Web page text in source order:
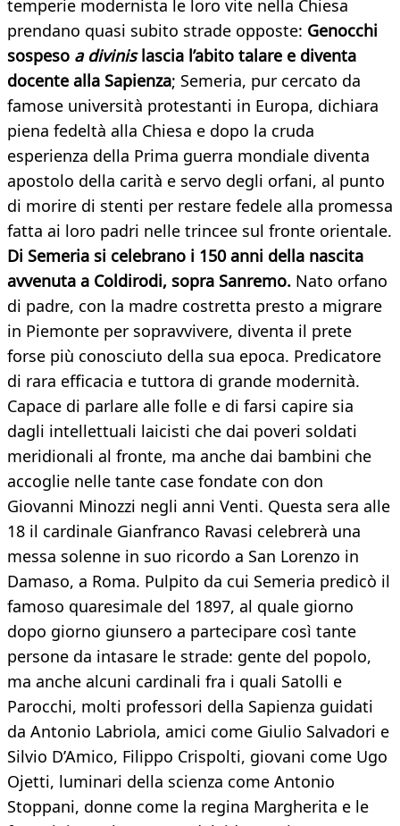
temperie modernista le loro vite nella Chiesa
prendano quasi subito strade opposte: Genocchi
sospeso a divinislascia l’abito talare e diventa
docente alla Sapienza; Semeria, pur cercato da
famose università protestanti in Europa, dichiara
piena fedeltà alla Chiesa e dopo la cruda
esperienza della Prima guerra mondiale diventa
apostolo della carità e servo degli orfani, al punto
di morire di stenti per restare fedele alla promessa
fatta ai loro padri nelle trincee sul fronte orientale.
Di Semeria si celebrano i 150 anni della nascita
avvenuta a Coldirodi, sopra Sanremo. Nato orfano
di padre, con la madre costretta presto a migrare
in Piemonte per sopravvivere, diventa il prete
forse più conosciuto della sua epoca. Predicatore
di rara efficacia e tuttora di grande modernità.
Capace di parlare alle folle e di farsi capire sia
dagli intellettuali laicisti che dai poveri soldati
meridionali al fronte, ma anche dai bambini che
accoglie nelle tante case fondate con don
Giovanni Minozzi negli anni Venti. Questa sera alle
18 il cardinale Gianfranco Ravasi celebrerà una
messa solenne in suo ricordo a San Lorenzo in
Damaso, a Roma. Pulpito da cui Semeria predicò il
famoso quaresimale del 1897, al quale giorno
dopo giorno giunsero a partecipare così tante
persone da intasare le strade: gente del popolo,
ma anche alcuni cardinali fra i quali Satolli e
Parocchi, molti professori della Sapienza guidati
da Antonio Labriola, amici come Giulio Salvadori e
Silvio D’Amico, Filippo Crispolti, giovani come Ugo
Ojetti, luminari della scienza come Antonio
Stoppani, donne come la regina Margherita e le